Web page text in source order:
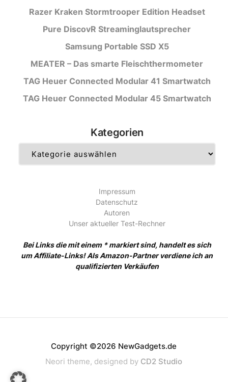
Razer Kraken Stormtrooper Edition Headset
Pure DiscovR Streaminglautsprecher
Samsung Portable SSD X5
MEATER – Das smarte Fleischthermometer
TAG Heuer Connected Modular 41 Smartwatch
TAG Heuer Connected Modular 45 Smartwatch
Kategorien
Impressum
Datenschutz
Autoren
Unser aktueller Test-Rechner
Bei Links die mit einem * markiert sind, handelt es sich
um Affiliate-Links! Als Amazon-Partner verdiene ich an
qualifizierten Verkäufen
Copyright ©2026 NewGadgets.de
Neori theme, designed by CD2 Studio